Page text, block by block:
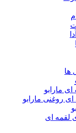
ها
مارابو
روغنی مارابو
لقمه ای